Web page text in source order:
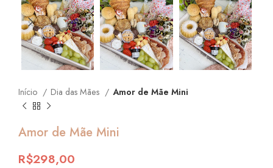
Início Dia das Mães Amor de Mãe Mini
Amor de Mãe Mini
R$298,00